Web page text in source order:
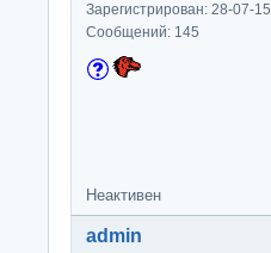
Зарегистрирован: 28-07-15
Сообщений: 145
Неактивен
admin